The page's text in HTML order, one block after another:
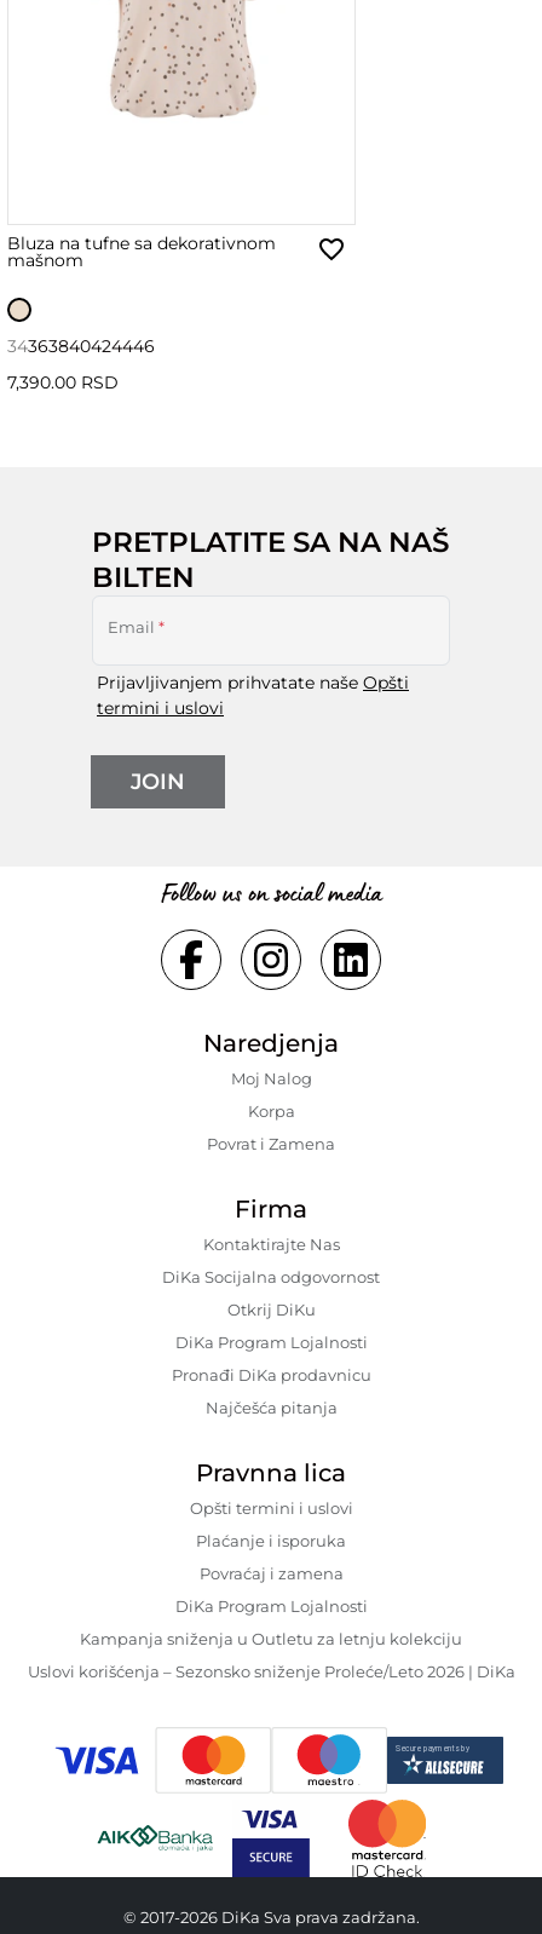
Bluza na tufne sa dekorativnom
mašnom
34363840424446
7,390.00 RSD
PRETPLATITE SA NA NAŠ
BILTEN
Email *
Prijavljivanjem prihvatate naše Opšti
termini i uslovi
JOIN
Follow us on social media
Naredjenja
Moj Nalog
Korpa
Povrat i Zamena
Firma
Kontaktirajte Nas
DiKa Socijalna odgovornost
Otkrij DiKu
DiKa Program Lojalnosti
Pronađi DiKa prodavnicu
Najčešća pitanja
Pravnna lica
Opšti termini i uslovi
Plaćanje i isporuka
Povraćaj i zamena
DiKa Program Lojalnosti
Kampanja sniženja u Outletu za letnju kolekciju
Uslovi korišćenja – Sezonsko sniženje Proleće/Leto 2026 | DiKa
© 2017-2026 DiKa Sva prava zadržana.